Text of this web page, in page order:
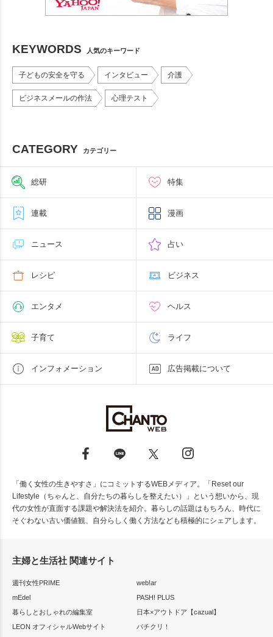
KEYWORDS 人気のキーワード
子どもの安全を守る インタビュー 介護
ビジネスメールの作法 心理テスト
CATEGORY カテゴリー
総研 特集
連載 漫画
ニュース 占い
レシピ ビジネス
エンタメ ヘルス
子育て ライフ
インフォメーション 広告掲載について
「働く女性の生きやすさ」にコミットするWEBメディア。「Reset our
Lifestyle（ちゃんと、自分たちの暮らしを整えたい）」という想いから、現
代の女性が直面する課題や解決法を紹介。暮らしの話題はもちろん、時代に
そぐわない古い価値観、自分らしく働く方法なども積極的にシェアします。
主婦と生活社 関連サイト
週刊女性PRIME
web!ar
mEdel
PASH! PLUS
暮らしとおしゃれの編集室
日本×アウトドア【cazual】
LEON オフィシャルWebサイト
パチクリ！